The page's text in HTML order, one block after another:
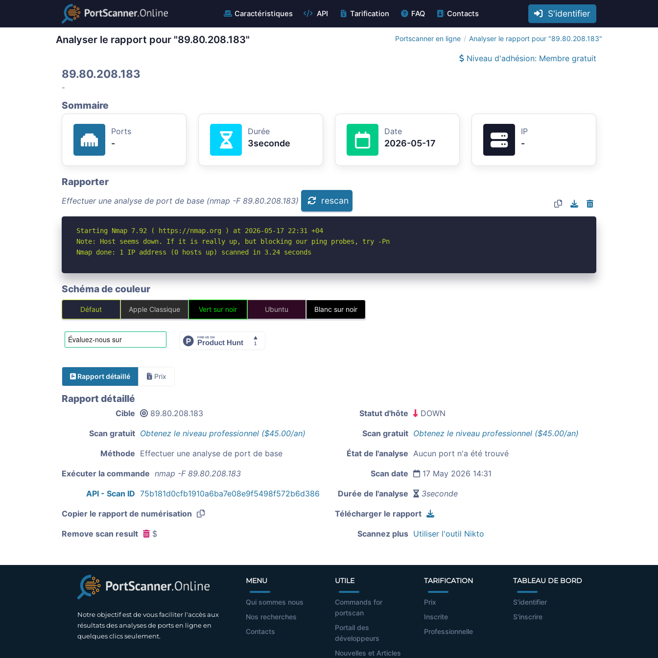
Caractéristiques API Tarification FAQ Contacts S'identifier
Analyser le rapport pour "89.80.208.183" Portscanner en ligne Analyser le rapport pour "89.80.208.183"
Niveau d'adhésion: Membre gratuit
89.80.208.183
-
Sommaire
Ports
-
Durée
3seconde
Date
2026-05-17
IP
-
Rapporter
Effectuer une analyse de port de base (nmap -F 89.80.208.183) rescan
Starting Nmap 7.92 ( https://nmap.org ) at 2026-05-17 22:31 +04
Note: Host seems down. If it is really up, but blocking our ping probes, try -Pn
Nmap done: 1 IP address (0 hosts up) scanned in 3.24 seconds
Schéma de couleur
Défaut Apple Classique Vert sur noir Ubuntu Blanc sur noir
Rapport détaillé Prix
Rapport détaillé
Cible 89.80.208.183 Statut d'hôte DOWN
Scan gratuit Obtenez le niveau professionnel ($45.00/an) Scan gratuit Obtenez le niveau professionnel ($45.00/an)
Méthode Effectuer une analyse de port de base État de l'analyse Aucun port n'a été trouvé
Exécuter la commande nmap -F 89.80.208.183 Scan date 17 May 2026 14:31
API - Scan ID 75b181d0cfb1910a6ba7e08e9f5498f572b6d386 Durée de l'analyse 3seconde
Copier le rapport de numérisation Télécharger le rapport
Remove scan result $ Scannez plus Utiliser l'outil Nikto
Notre objectif est de vous faciliter l'accès aux
résultats des analyses de ports en ligne en
quelques clics seulement.
MENU
Qui sommes nous
Nos recherches
Contacts
UTILE
Commands for
portscan
Portail des
développeurs
Nouvelles et Articles
TARIFICATION
Prix
Inscrite
Professionnelle
TABLEAU DE BORD
S'identifier
S'inscrire